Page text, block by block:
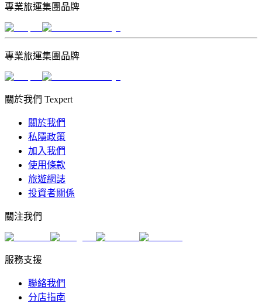
專業旅運集團品牌
專業旅運集團品牌
關於我們 Texpert
關於我們
私隱政策
加入我們
使用條款
旅遊網誌
投資者關係
關注我們
服務支援
聯絡我們
分店指南